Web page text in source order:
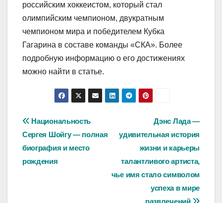
российским хоккеистом, который стал
олимпийским чемпионом, двукратным
чемпионом мира и победителем Кубка
Гагарина в составе команды «СКА». Более
подробную информацию о его достижениях
можно найти в статье.
Навигация
по
записям
Дэнс Лада —
удивительная история
жизни и карьеры
талантливого артиста,
чье имя стало символом
успеха в мире
развлечений
Национальность
Сергея Шойгу — полная
биография и место
рождения